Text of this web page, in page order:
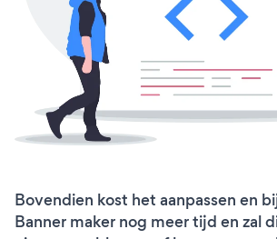
Bovendien kost het aanpassen en
Banner maker nog meer tijd en zal